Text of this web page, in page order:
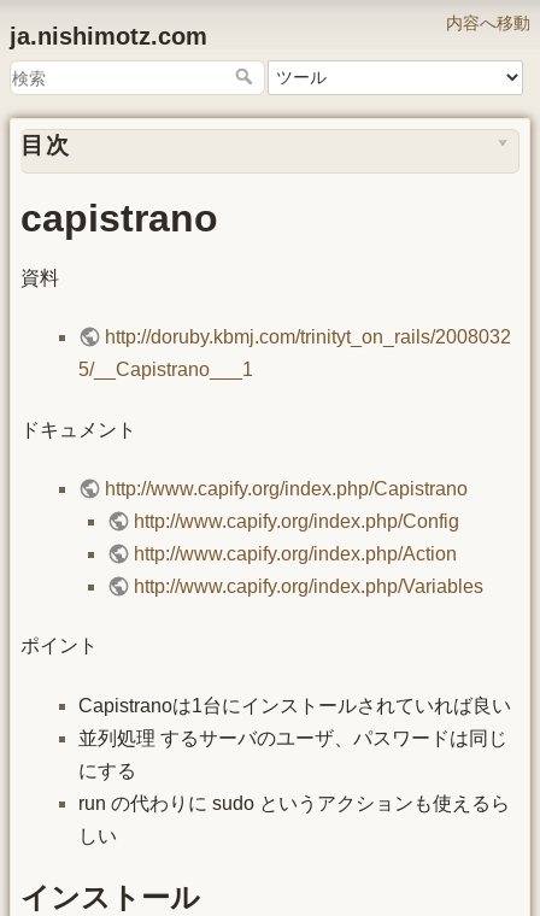
内容へ移動
ja.nishimotz.com
目次
capistrano
資料
http://doruby.kbmj.com/trinityt_on_rails/2008032
5/__Capistrano___1
ドキュメント
http://www.capify.org/index.php/Capistrano
http://www.capify.org/index.php/Config
http://www.capify.org/index.php/Action
http://www.capify.org/index.php/Variables
ポイント
Capistranoは1台にインストールされていれば良い
並列処理 するサーバのユーザ、パスワードは同じ
にする
run の代わりに sudo というアクションも使えるら
しい
インストール